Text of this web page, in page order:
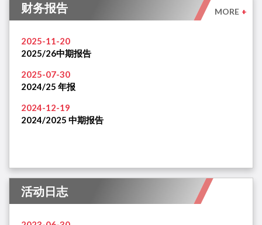
财务报告
2025-11-20
2025/26中期报告
2025-07-30
2024/25 年报
2024-12-19
2024/2025 中期报告
MORE +
活动日志